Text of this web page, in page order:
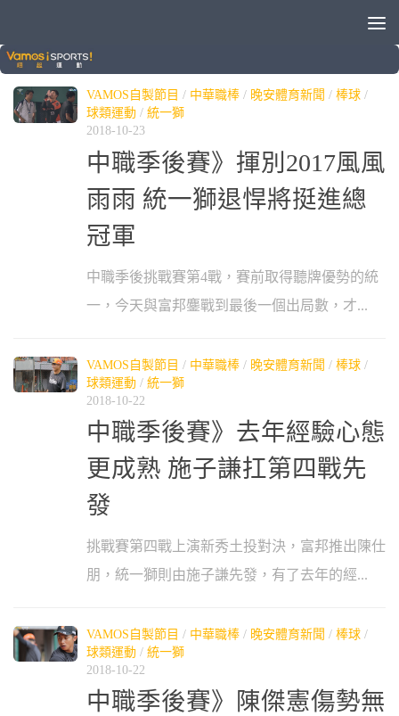
標籤：季後挑戰賽
VAMOS自製節目 / 中華職棒 / 晚安體育新聞 / 棒球 /
球類運動 / 統一獅
2018-10-23
中職季後賽》揮別2017風風
雨雨 統一獅退悍將挺進總
冠軍
中職季後挑戰賽第4戰，賽前取得聽牌優勢的統
一，今天與富邦鏖戰到最後一個出局數，才...
VAMOS自製節目 / 中華職棒 / 晚安體育新聞 / 棒球 /
球類運動 / 統一獅
2018-10-22
中職季後賽》去年經驗心態
更成熟 施子謙扛第四戰先
發
挑戰賽第四戰上演新秀土投對決，富邦推出陳仕
朋，統一獅則由施子謙先發，有了去年的經...
VAMOS自製節目 / 中華職棒 / 晚安體育新聞 / 棒球 /
球類運動 / 統一獅
2018-10-22
中職季後賽》陳傑憲傷勢無